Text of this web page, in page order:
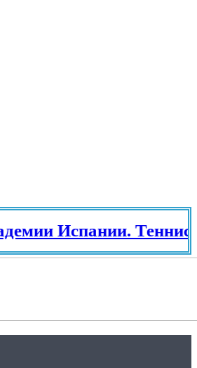
Испании. Теннис в